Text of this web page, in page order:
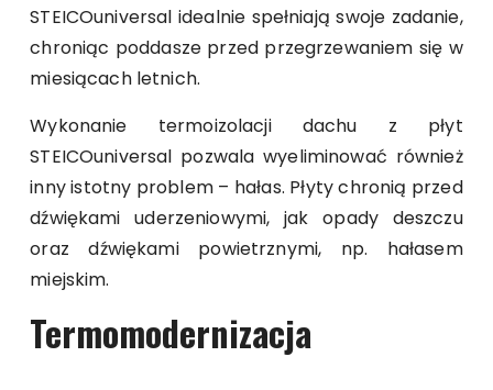
STEICOuniversal idealnie spełniają swoje zadanie,
chroniąc poddasze przed przegrzewaniem się w
miesiącach letnich.
Wykonanie termoizolacji dachu z płyt
STEICOuniversal pozwala wyeliminować również
inny istotny problem – hałas. Płyty chronią przed
dźwiękami uderzeniowymi, jak opady deszczu
oraz dźwiękami powietrznymi, np. hałasem
miejskim.
Termomodernizacja